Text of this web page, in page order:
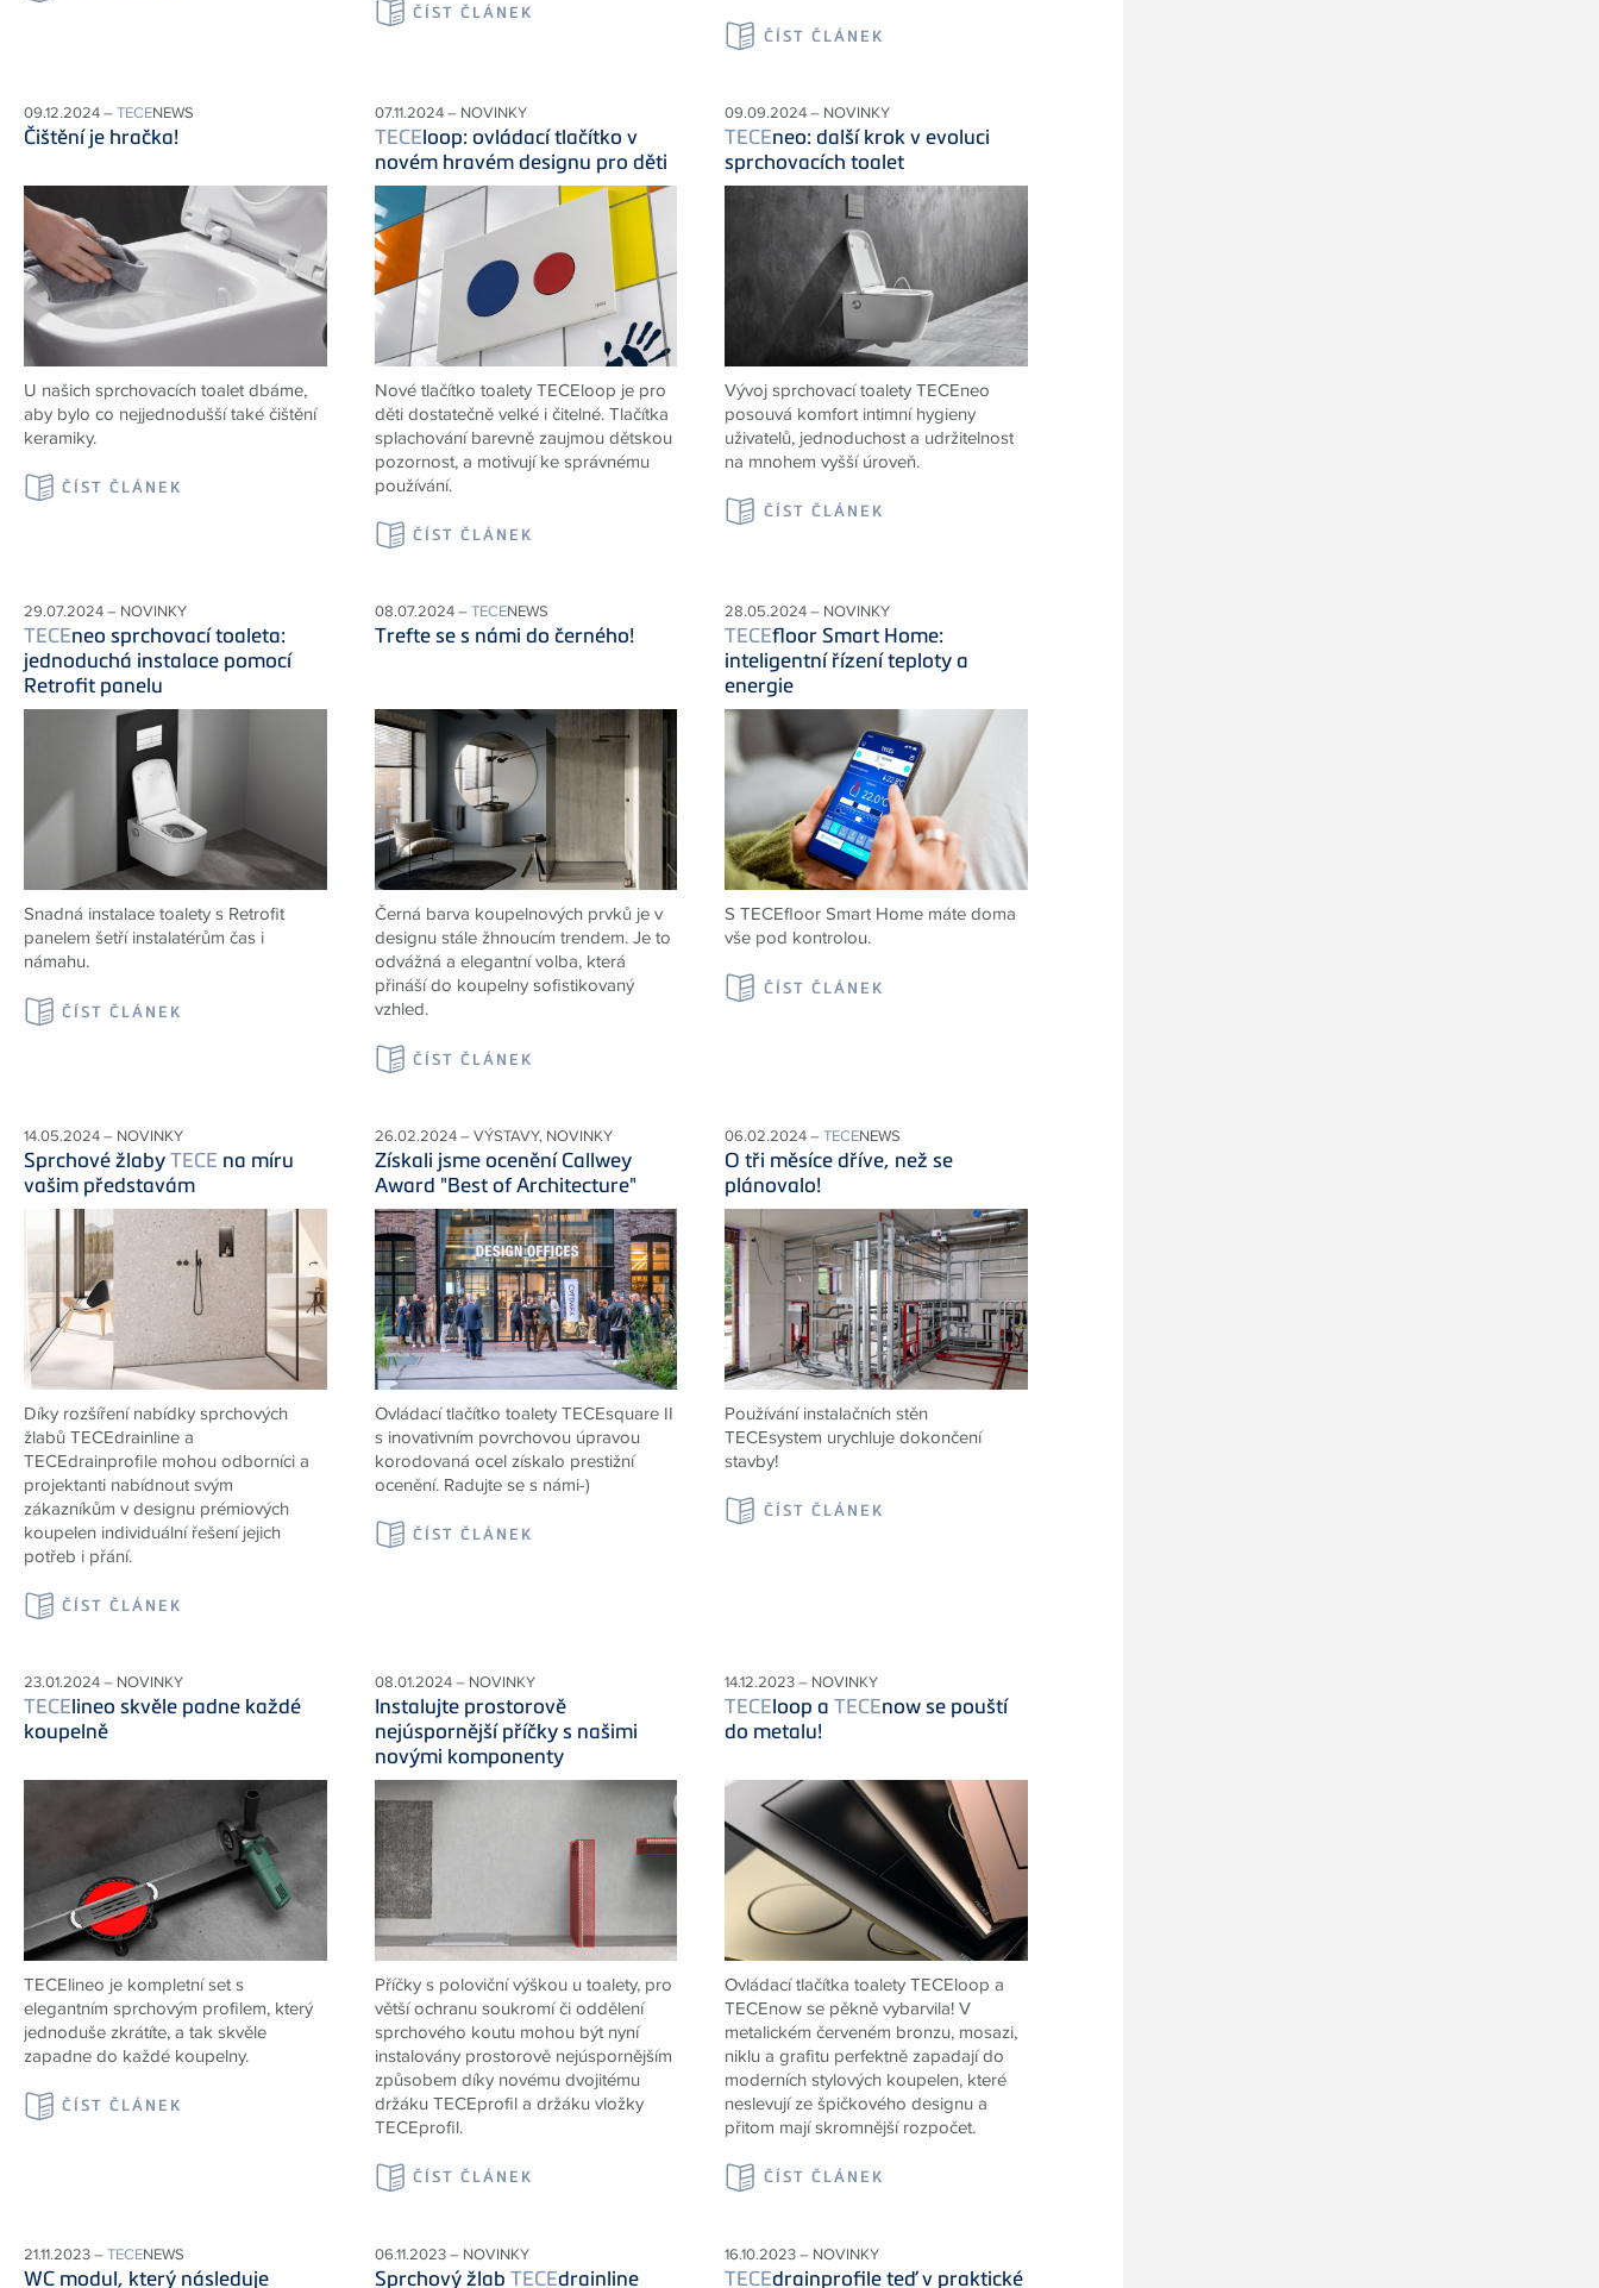
ČÍST ČLÁNEK
ČÍST ČLÁNEK
09.12.2024 –TECENEWS
Čištění je hračka!
U našich sprchovacích toalet dbáme,
aby bylo co nejjednodušší také čištění
keramiky.
ČÍST ČLÁNEK
07.11.2024 – NOVINKY
TECEloop: ovládací tlačítko v
novém hravém designu pro děti
Nové tlačítko toalety TECEloop je pro
děti dostatečně velké i čitelné. Tlačítka
splachování barevně zaujmou dětskou
pozornost, a motivují ke správnému
používání.
ČÍST ČLÁNEK
09.09.2024 – NOVINKY
TECEneo: další krok v evoluci
sprchovacích toalet
Vývoj sprchovací toalety TECEneo
posouvá komfort intimní hygieny
uživatelů, jednoduchost a udržitelnost
na mnohem vyšší úroveň.
ČÍST ČLÁNEK
29.07.2024 – NOVINKY
TECEneo sprchovací toaleta:
jednoduchá instalace pomocí
Retrofit panelu
Snadná instalace toalety s Retrofit
panelem šetří instalatérům čas i
námahu.
ČÍST ČLÁNEK
08.07.2024 –TECENEWS
Trefte se s námi do černého!
Černá barva koupelnových prvků je v
designu stále žhnoucím trendem. Je to
odvážná a elegantní volba, která
přináší do koupelny sofistikovaný
vzhled.
ČÍST ČLÁNEK
28.05.2024 – NOVINKY
TECEfloor Smart Home:
inteligentní řízení teploty a
energie
S TECEfloor Smart Home máte doma
vše pod kontrolou.
ČÍST ČLÁNEK
14.05.2024 – NOVINKY
Sprchové žlabyTECE na míru
vašim představám
Díky rozšíření nabídky sprchových
žlabů TECEdrainline a
TECEdrainprofile mohou odborníci a
projektanti nabídnout svým
zákazníkům v designu prémiových
koupelen individuální řešení jejich
potřeb i přání.
ČÍST ČLÁNEK
26.02.2024 – VÝSTAVY, NOVINKY
Získali jsme ocenění Callwey
Award "Best of Architecture"
Ovládací tlačítko toalety TECEsquare II
s inovativním povrchovou úpravou
korodovaná ocel získalo prestižní
ocenění. Radujte se s námi-)
ČÍST ČLÁNEK
06.02.2024 –TECENEWS
O tři měsíce dříve, než se
plánovalo!
Používání instalačních stěn
TECEsystem urychluje dokončení
stavby!
ČÍST ČLÁNEK
23.01.2024 – NOVINKY
TECElineo skvěle padne každé
koupelně
TECElineo je kompletní set s
elegantním sprchovým profilem, který
jednoduše zkrátíte, a tak skvěle
zapadne do každé koupelny.
ČÍST ČLÁNEK
08.01.2024 – NOVINKY
Instalujte prostorově
nejúspornější příčky s našimi
novými komponenty
Příčky s poloviční výškou u toalety, pro
větší ochranu soukromí či oddělení
sprchového koutu mohou být nyní
instalovány prostorově nejúspornějším
způsobem díky novému dvojitému
držáku TECEprofil a držáku vložky
TECEprofil.
ČÍST ČLÁNEK
14.12.2023 – NOVINKY
TECEloop aTECEnow se pouští
do metalu!
Ovládací tlačítka toalety TECEloop a
TECEnow se pěkně vybarvila! V
metalickém červeném bronzu, mosazi,
niklu a grafitu perfektně zapadají do
moderních stylových koupelen, které
neslevují ze špičkového designu a
přitom mají skromnější rozpočet.
ČÍST ČLÁNEK
21.11.2023 –TECENEWS
WC modul, který následuje
06.11.2023 – NOVINKY
Sprchový žlab TECEdrainline
16.10.2023 – NOVINKY
TECEdrainprofile teď v praktické